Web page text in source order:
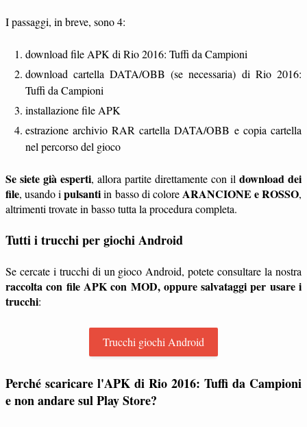
I passaggi, in breve, sono 4:
download file APK di Rio 2016: Tuffi da Campioni
download cartella DATA/OBB (se necessaria) di Rio 2016:
Tuffi da Campioni
installazione file APK
estrazione archivio RAR cartella DATA/OBB e copia cartella
nel percorso del gioco
Se siete già esperti, allora partite direttamente con il download dei
file, usando ipulsantiin basso di coloreARANCIONE e ROSSO,
altrimenti trovate in basso tutta la procedura completa.
Tutti i trucchi per giochi Android
Se cercate i trucchi di un gioco Android, potete consultare la nostra
raccolta con file APK con MOD, oppure salvataggi per usare i
trucchi:
Trucchi giochi Android
Perché scaricare l'APK di Rio 2016: Tuffi da Campioni
e non andare sul Play Store?